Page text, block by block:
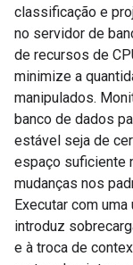
classificação e
no servidor de
de recursos de
minimize a
manipulados.
banco de dados
estável seja de
espaço suficiente
mudanças nos
Executar com
introduz
e à troca de